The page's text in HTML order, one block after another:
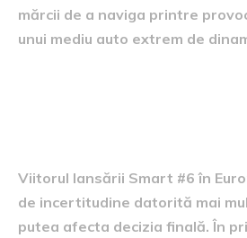
mărcii de a naviga printre
unui mediu auto extrem de
Viitorul lansării Smart #6 în
de incertitudine datorită mai
putea afecta decizia finală. În